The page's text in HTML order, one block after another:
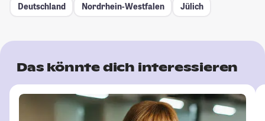
Deutschland
Nordrhein-Westfalen Jülich
Das könnte dich interessieren